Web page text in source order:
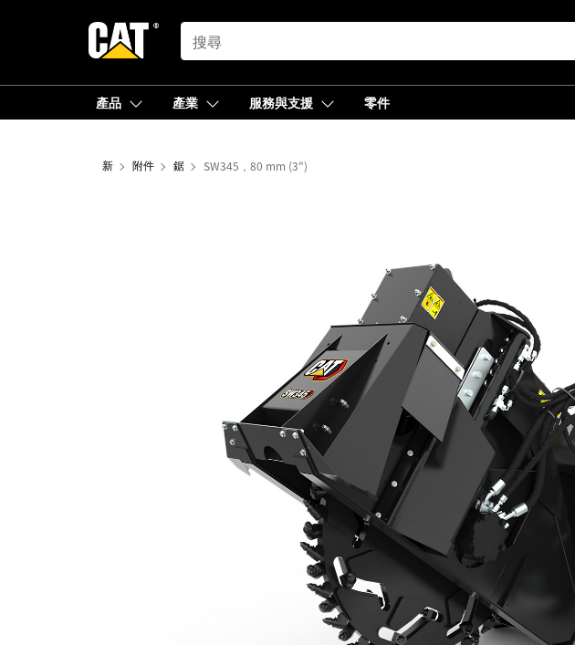
SEARCH
產品 產業 服務與支援 零件
新 附件 鋸 SW345，80 mm (3")